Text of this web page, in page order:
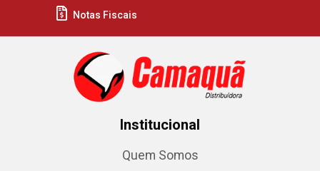
Notas Fiscais
Institucional
Quem Somos